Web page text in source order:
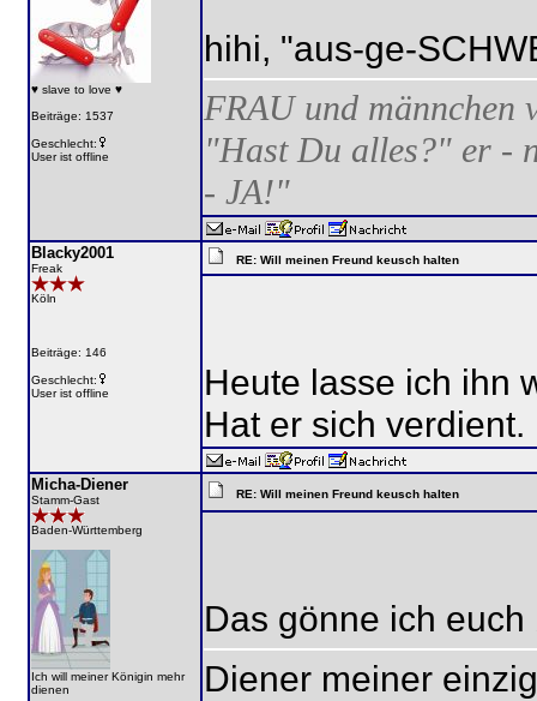
♥ slave to love ♥
Beiträge: 1537
Geschlecht:
User ist offline
hihi, "aus-ge-
FRAU und männchen
"Hast Du alles?" er -
- JA!"
Blacky2001
Freak
Köln
Beiträge: 146
Geschlecht:
User ist offline
RE: Will meinen Freund keusch halten
Heute lasse ich ihn
Hat er sich verdient.
Micha-Diener
Stamm-Gast
Baden-Württemberg
Ich will meiner Königin mehr
dienen
RE: Will meinen Freund keusch halten
Das gönne ich
Diener meiner